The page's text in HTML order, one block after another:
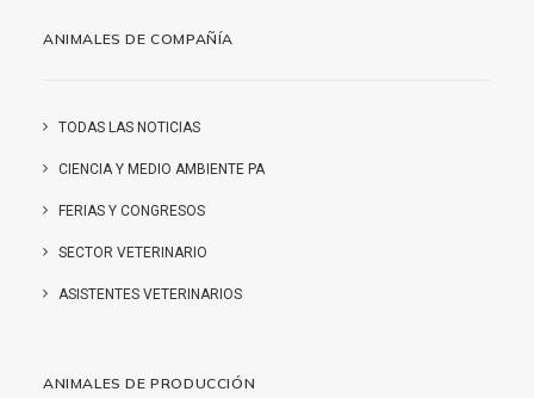
ANIMALES DE COMPAÑÍA
TODAS LAS NOTICIAS
CIENCIA Y MEDIO AMBIENTE PA
FERIAS Y CONGRESOS
SECTOR VETERINARIO
ASISTENTES VETERINARIOS
ANIMALES DE PRODUCCIÓN